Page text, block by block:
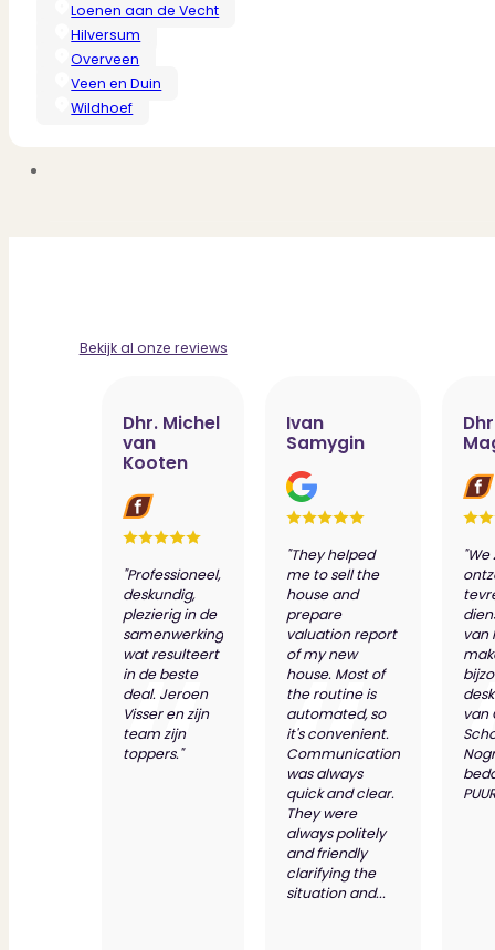
Beoordelingen
Dit zeggen klanten over ons
Partners
Maak gebruik van ons netwerk
Verenigingen
Loenen aan de Vecht
Hilversum
Overveen
Veen en Duin
Wildhoef
Bekijk al onze reviews
Dhr. Michel
van
Kooten
"Professioneel,
deskundig,
plezierig in de
samenwerking
wat resulteert
in de beste
deal. Jeroen
Visser en zijn
team zijn
toppers."
Ivan
Samygin
"They helped
me to sell the
house and
prepare
valuation report
of my new
house. Most of
the routine is
automated, so
it's convenient.
Communication
was always
quick and clear.
They were
always politely
and friendly
clarifying the
situation and...
"We
van
van